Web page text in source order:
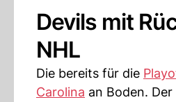
Devils mit
NHL
Die bereits für die
Carolina an Boden.